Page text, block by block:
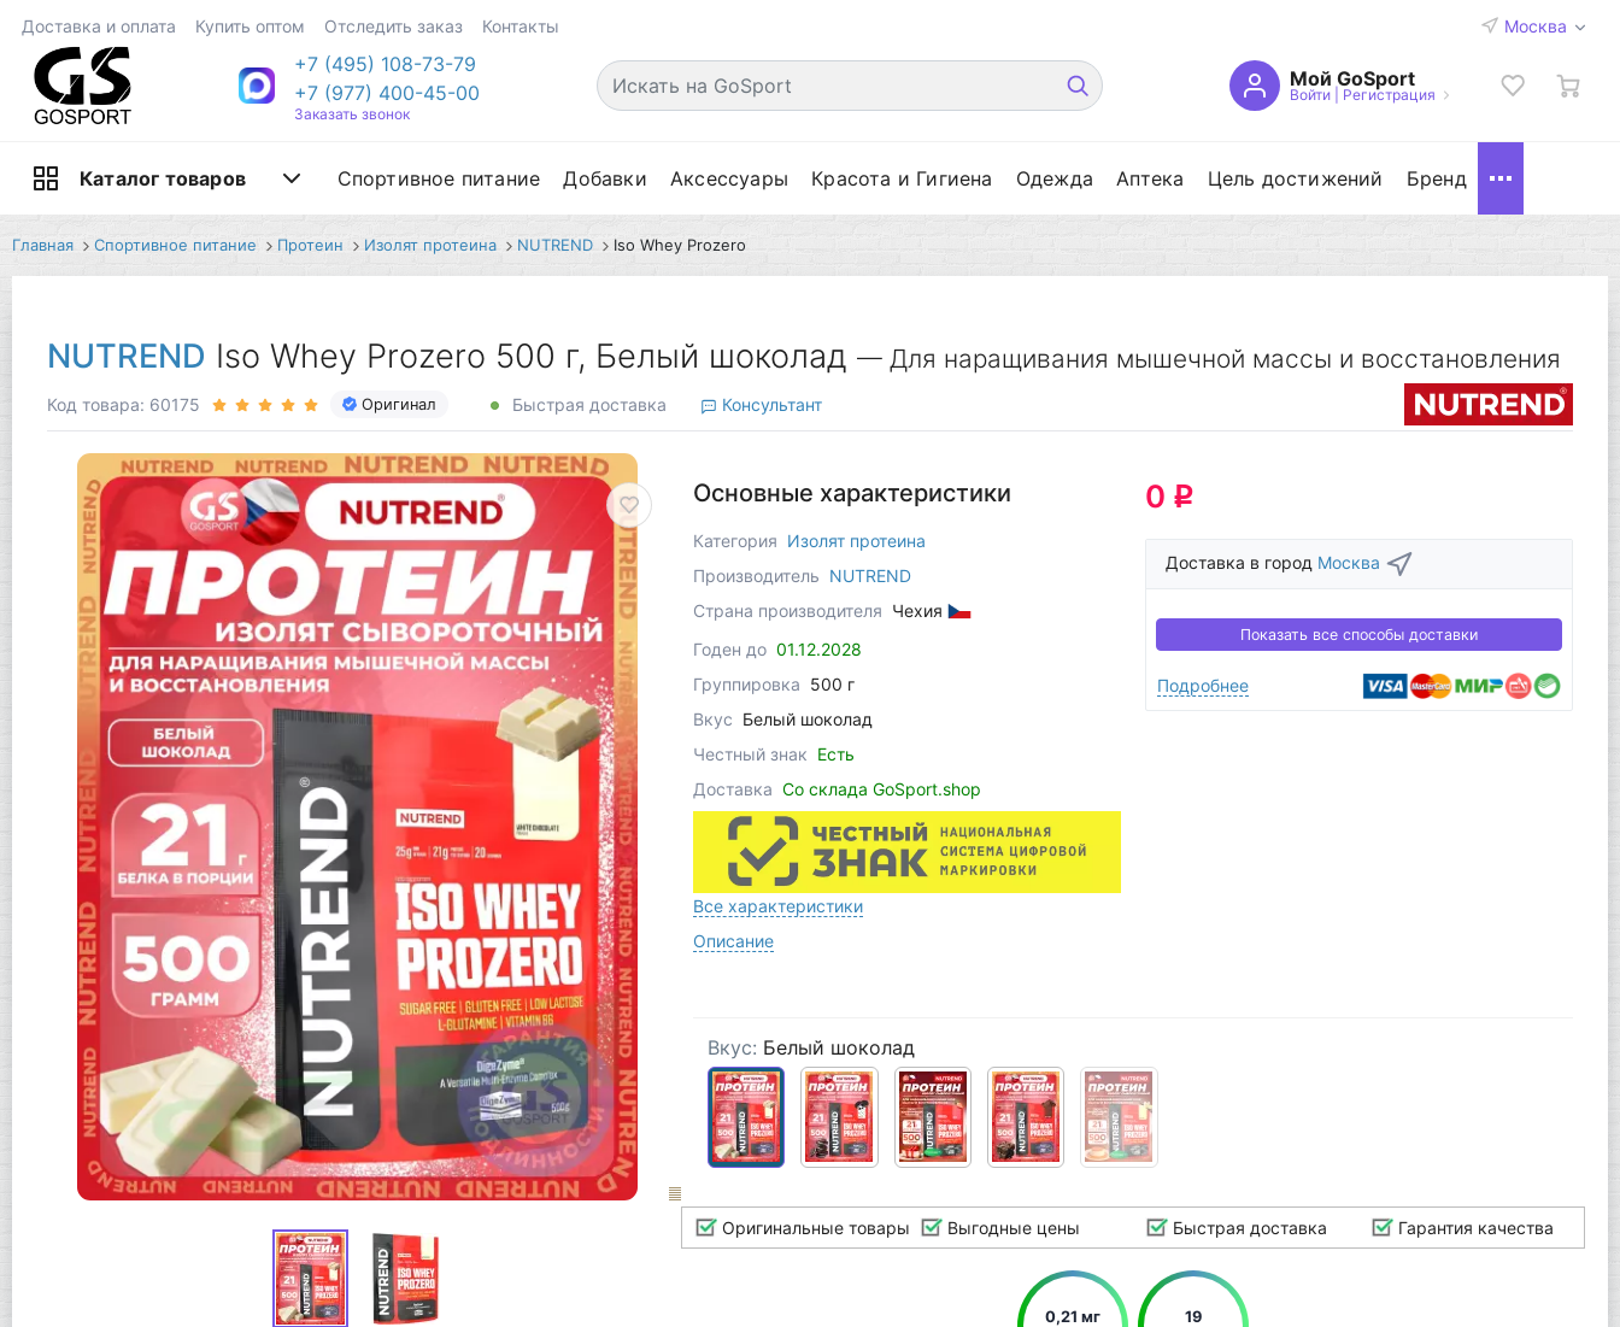
Доставка и оплата Купить оптом Отследить заказ Контакты Москва
+7 (495) 108-73-79
+7 (977) 400-45-00
Заказать звонок
Мой GoSport
Войти| Регистрация
Каталог товаров Спортивное питание Добавки Аксессуары Красота и Гигиена Одежда Аптека Цель достижений Бренд
Главная Спортивное питание Протеин Изолят протеина NUTREND Iso Whey Prozero
NUTREND Iso Whey Prozero 500 г, Белый шоколад — Для наращивания мышечной массы и восстановления
Код товара: 60175 Оригинал Быстрая доставка Консультант
Основные характеристики
Категория Изолят протеина
Производитель NUTREND
Страна производителя Чехия
Годен до 01.12.2028
Группировка 500 г
Вкус Белый шоколад
Честный знак Есть
Доставка Со склада GoSport.shop
Все характеристики
Описание
0 q
Доставка в город Москва
Показать все способы доставки
Подробнее
Вкус: Белый шоколад
Оригинальные товары Выгодные цены Быстрая доставка Гарантия качества
0,21 мг 19